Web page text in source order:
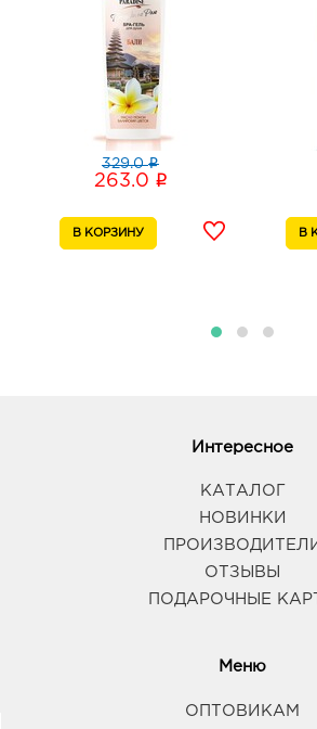
329.0i
263.0 i
Интересное
КАТАЛОГ
НОВИНКИ
ОТЗЫВЫ
ПОДАРОЧНЫЕ
Меню
ОПТОВИКАМ